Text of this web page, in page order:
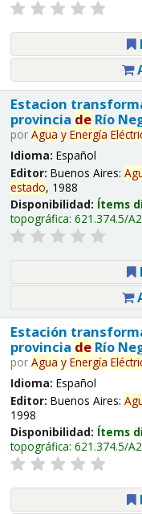
Estacion
provincia deRío
por Agua y Energía
Idioma: Español
Editor: Buenos Aires:
estado, 1988
Disponibilidad: Ítems
topográfica: 621.374.5/
Estación
provincia deRío
por Agua y Energía
Idioma: Español
Editor: Buenos Aires:
1998
Disponibilidad: Ítems
topográfica: 621.374.5/